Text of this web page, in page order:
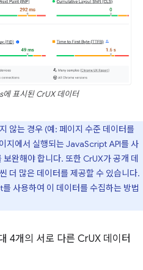
표시된 CrUX 데이터
않는 경우 (예: 페이지 수준 데이터를
지에서 실행되는 JavaScript API를 사
완해야 합니다. 또한 CrUX가 공개 데
더 많은 데이터를 제공할 수 있습니다.
사용하여 이 데이터를 수집하는 방법
4개의 서로 다른 CrUX 데이터